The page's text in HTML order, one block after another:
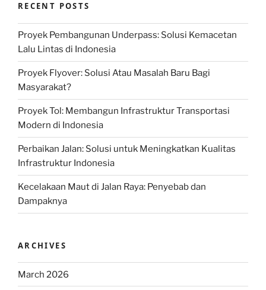
RECENT POSTS
Proyek Pembangunan Underpass: Solusi Kemacetan
Lalu Lintas di Indonesia
Proyek Flyover: Solusi Atau Masalah Baru Bagi
Masyarakat?
Proyek Tol: Membangun Infrastruktur Transportasi
Modern di Indonesia
Perbaikan Jalan: Solusi untuk Meningkatkan Kualitas
Infrastruktur Indonesia
Kecelakaan Maut di Jalan Raya: Penyebab dan
Dampaknya
ARCHIVES
March 2026